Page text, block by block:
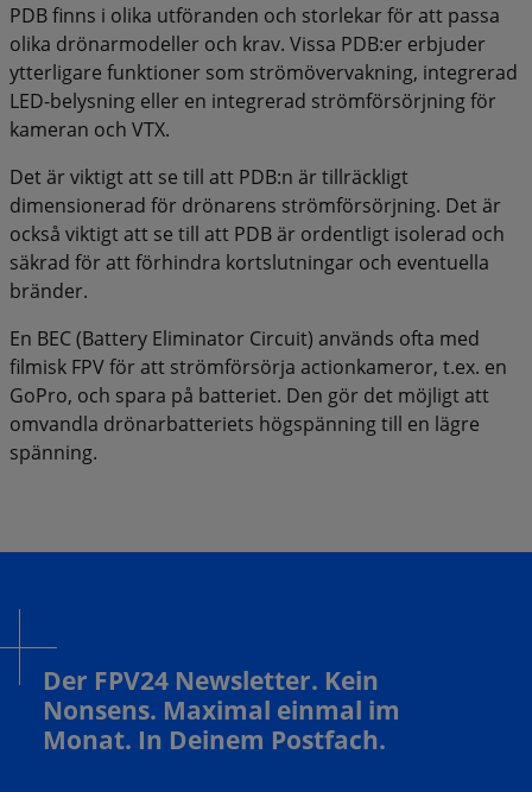
PDB finns i olika utföranden och storlekar för att passa
olika drönarmodeller och krav. Vissa PDB:er erbjuder
ytterligare funktioner som strömövervakning, integrerad
LED-belysning eller en integrerad strömförsörjning för
kameran och VTX.
Det är viktigt att se till att PDB:n är tillräckligt
dimensionerad för drönarens strömförsörjning. Det är
också viktigt att se till att PDB är ordentligt isolerad och
säkrad för att förhindra kortslutningar och eventuella
bränder.
En BEC (Battery Eliminator Circuit) används ofta med
filmisk FPV för att strömförsörja actionkameror, t.ex. en
GoPro, och spara på batteriet. Den gör det möjligt att
omvandla drönarbatteriets högspänning till en lägre
spänning.
Der FPV24 Newsletter. Kein
Nonsens. Maximal einmal im
Monat. In Deinem Postfach.